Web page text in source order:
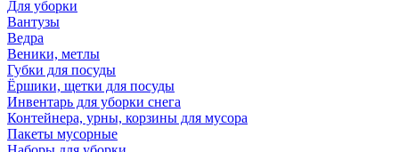
Для уборки
Вантузы
Ведра
Веники, метлы
Губки для посуды
Ёршики, щетки для посуды
Инвентарь для уборки снега
Контейнера, урны, корзины для мусора
Пакеты мусорные